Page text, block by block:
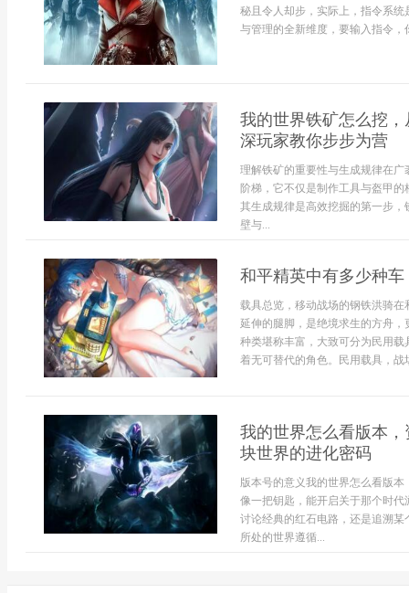
秘且令人却步，实际上，指令系
与管理的全新维度，要输入指令，
我的世界铁矿怎么挖
深玩家教你步步为营
理解铁矿的重要性与生成规律在
阶梯，它不仅是制作工具与盔甲
其生成规律是高效挖掘的第一步
壁与...
和平精英中有多少种
载具总览，移动战场的钢铁洪骑
延伸的腿脚，是绝境求生的方舟
种类堪称丰富，大致可分为民用
着无可替代的角色。民用载具，战
我的世界怎么看版本
块世界的进化密码
版本号的意义我的世界怎么看版
像一把钥匙，能开启关于那个时
讨论经典的红石电路，还是追溯
所处的世界遵循...